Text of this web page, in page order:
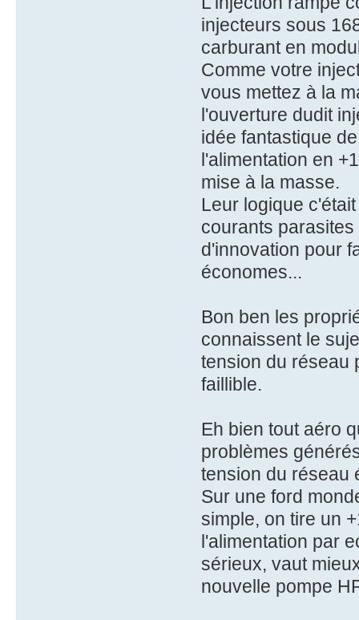
injecteurs sous
carburant en
Comme votre
vous mettez à la
l'ouverture dudit
idée fantastique
l'alimentation en
mise à la masse.
Leur logique
courants
d'innovation pour
économes...
Bon ben les
connaissent le
tension du réseau
faillible.
Eh bien tout aéro
problèmes
tension du réseau
Sur une ford
simple, on tire un
l'alimentation par
sérieux, vaut
nouvelle pompe